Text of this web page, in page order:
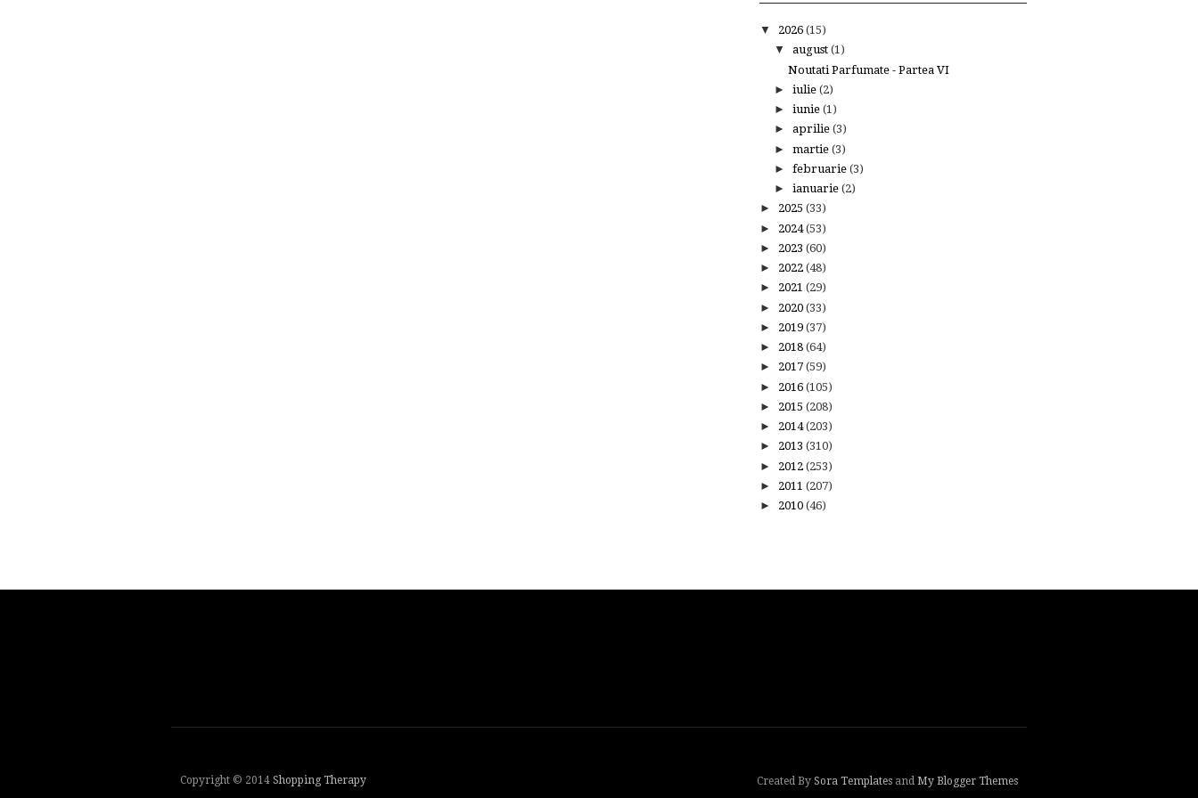
▼ 2026 (15)
▼ august (1)
Noutati Parfumate - Partea VI
► iulie (2)
► iunie (1)
► aprilie (3)
► martie (3)
► februarie (3)
► ianuarie (2)
► 2025 (33)
► 2024(53)
► 2023 (60)
► 2022 (48)
► 2021 (29)
► 2020 (33)
► 2019 (37)
► 2018 (64)
► 2017 (59)
► 2016 (105)
► 2015 (208)
► 2014(203)
► 2013 (310)
► 2012 (253)
► 2011 (207)
► 2010 (46)
Copyright © 2014 Shopping Therapy Created By Sora Templates and My Blogger Themes